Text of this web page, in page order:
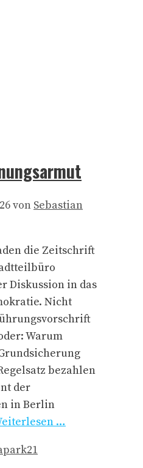
von Sebastian
die Zeitschrift
Diskussion in das
Nicht
Warum
bezahlen
der
in Berlin
…